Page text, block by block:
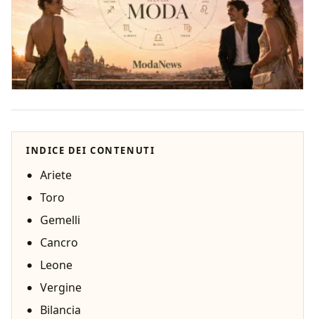
INDICE DEI CONTENUTI
Ariete
Toro
Gemelli
Cancro
Leone
Vergine
Bilancia